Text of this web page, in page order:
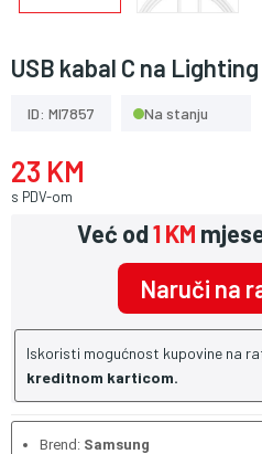
USB kabal C na Lighting
ID: MI7857 Na stanju
23 KM
s PDV-om
Već od1 KM
Naruči na
Iskoristi mogućnost kupovine na
kreditnom karticom.
Brend: Samsung